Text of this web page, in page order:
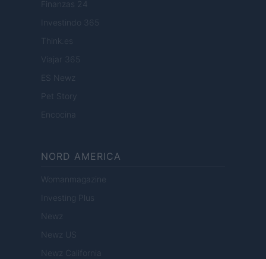
Finanzas 24
Investindo 365
Think.es
Viajar 365
ES Newz
Pet Story
Encocina
NORD AMERICA
Womanmagazine
Investing Plus
Newz
Newz US
Newz California